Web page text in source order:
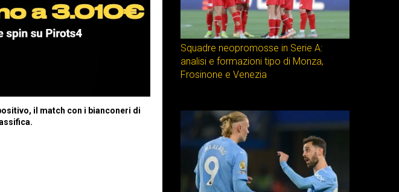
il match con i bianconeri di
Squadre neopromosse in Serie A:
analisi e formazioni tipo di Monza,
Frosinone e Venezia